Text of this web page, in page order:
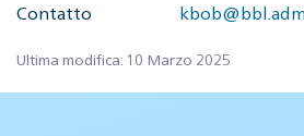
Contatto
Ultima modifica: 10 Marzo 2025